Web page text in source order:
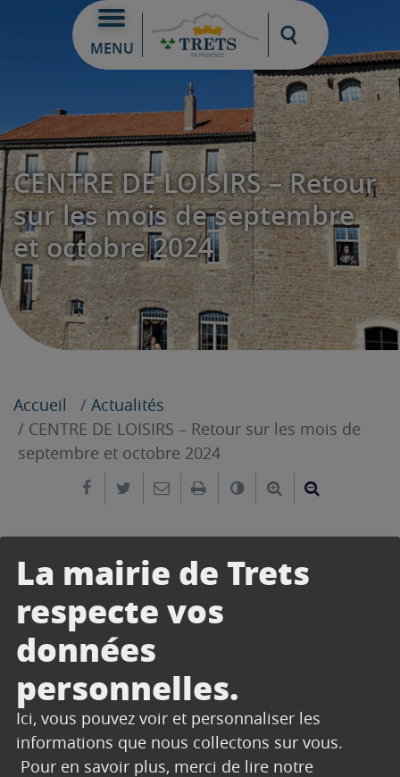
La mairie de Trets
respecte vos
données
personnelles.
Ici, vous pouvez voir et personnaliser les
informations que nous collectons sur vous.
Pour en savoir plus, merci de lire notre
MENU
Moteur de
CENTRE DE LOISIRS – Retour
sur les mois de septembre
et octobre 2024
Accueil
Actualités
CENTRE DE LOISIRS – Retour sur les mois de
septembre et octobre 2024
Partager sur Facebook
Partager sur Twitter
Envoyer par e-mail
ImprimerChanger leAgrandir le
19 décembre 2024
Le service Jeunesse vous présente les bilans des
activités des petits Tretsois sur les dernier mois
et durant les vacances d’automne.
Télécharger
Télécharger